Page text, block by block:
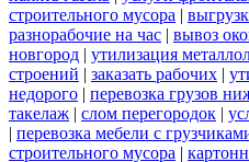
строительного мусора |
разнорабочие на час | вывоз
новгород | утилизация
строений | заказать рабочих |
недорого | перевозка грузов
такелаж | слом перегородок |
| перевозка мебели с
строительного мусора |